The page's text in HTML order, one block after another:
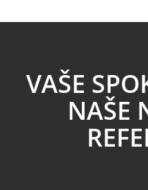
VAŠE
NAŠE